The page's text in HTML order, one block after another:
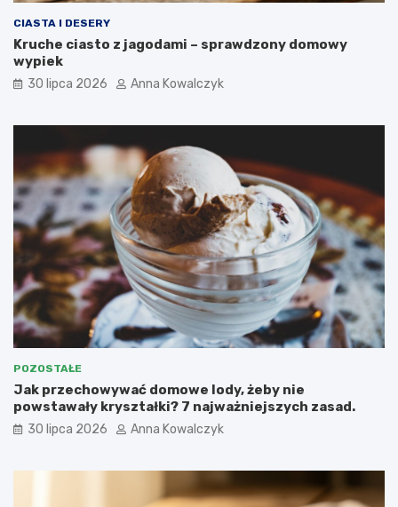
CIASTA I DESERY
Kruche ciasto z jagodami – sprawdzony domowy
wypiek
30 lipca 2026 Anna Kowalczyk
POZOSTAŁE
Jak przechowywać domowe lody, żeby nie
powstawały kryształki? 7 najważniejszych zasad.
30 lipca 2026 Anna Kowalczyk